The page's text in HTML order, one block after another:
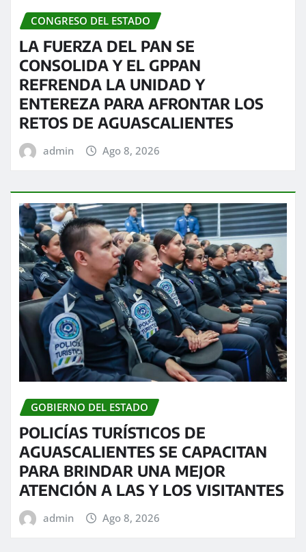
CONGRESO DEL ESTADO
LA FUERZA DEL PAN SE
CONSOLIDA Y EL GPPAN
REFRENDA LA UNIDAD Y
ENTEREZA PARA AFRONTAR LOS
RETOS DE AGUASCALIENTES
admin Ago 8, 2026
GOBIERNO DEL ESTADO
POLICÍAS TURÍSTICOS DE
AGUASCALIENTES SE CAPACITAN
PARA BRINDAR UNA MEJOR
ATENCIÓN A LAS Y LOS VISITANTES
admin Ago 8, 2026